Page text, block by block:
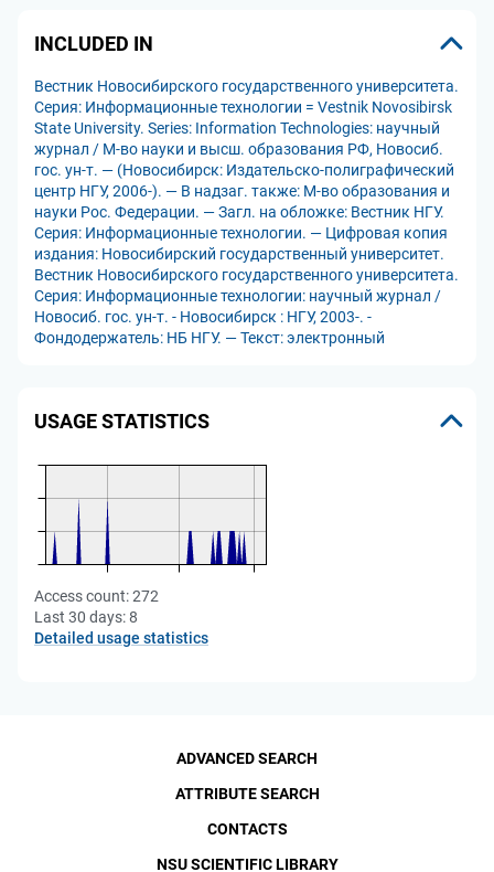
INCLUDED IN
Вестник Новосибирского государственного университета.
Серия: Информационные технологии = Vestnik Novosibirsk
State University. Series: Information Technologies: научный
журнал / М-во науки и высш. образования РФ, Новосиб.
гос. ун-т. — (Новосибирск: Издательско-полиграфический
центр НГУ, 2006-). — В надзаг. также: М-во образования и
науки Рос. Федерации. — Загл. на обложке: Вестник НГУ.
Серия: Информационные технологии. — Цифровая копия
издания: Новосибирский государственный университет.
Вестник Новосибирского государственного университета.
Серия: Информационные технологии: научный журнал /
Новосиб. гос. ун-т. - Новосибирск : НГУ, 2003-. -
Фондодержатель: НБ НГУ. — Текст: электронный
USAGE STATISTICS
Access count:272
Last 30 days:8
Detailed usage statistics
ADVANCED SEARCH
ATTRIBUTE SEARCH
CONTACTS
NSU SCIENTIFIC LIBRARY